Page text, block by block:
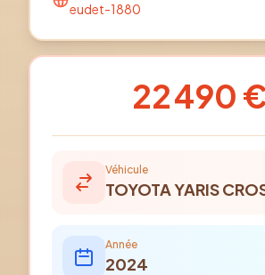
eudet-1880
22 490
Véhicule
TOYOTAYARIS
Année
2024